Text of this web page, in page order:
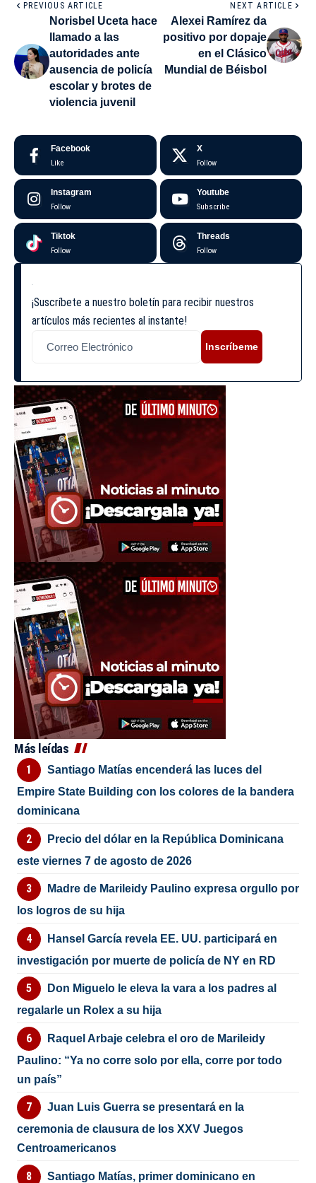
PREVIOUS ARTICLE
Norisbel Uceta hace
llamado a las
autoridades ante
ausencia de policía
escolar y brotes de
violencia juvenil
NEXT ARTICLE
Alexei Ramírez da
positivo por dopaje
en el Clásico
Mundial de Béisbol
Facebook
Like
X
Follow
Instagram
Follow
Youtube
Subscribe
Tiktok
Follow
Threads
Follow
¡Suscríbete a nuestro boletín para recibir nuestros
artículos más recientes al instante!
Inscríbeme
Más leídas
Santiago Matías encenderá las luces del
Empire State Building con los colores de la bandera
dominicana
Precio del dólar en la República Dominicana
este viernes 7 de agosto de 2026
Madre de Marileidy Paulino expresa orgullo por
los logros de su hija
Hansel García revela EE. UU. participará en
investigación por muerte de policía de NY en RD
Don Miguelo le eleva la vara a los padres al
regalarle un Rolex a su hija
Raquel Arbaje celebra el oro de Marileidy
Paulino: “Ya no corre solo por ella, corre por todo
un país”
Juan Luis Guerra se presentará en la
ceremonia de clausura de los XXV Juegos
Centroamericanos
Santiago Matías, primer dominicano en